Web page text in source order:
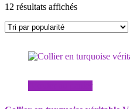
12 résultats affichésTrié